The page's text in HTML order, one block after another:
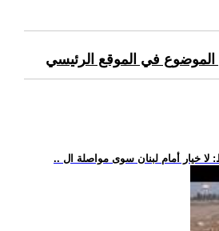
الموضوع في الموقع الرئيسي
لا خيار أمام لبنان سوى مواصلة ال